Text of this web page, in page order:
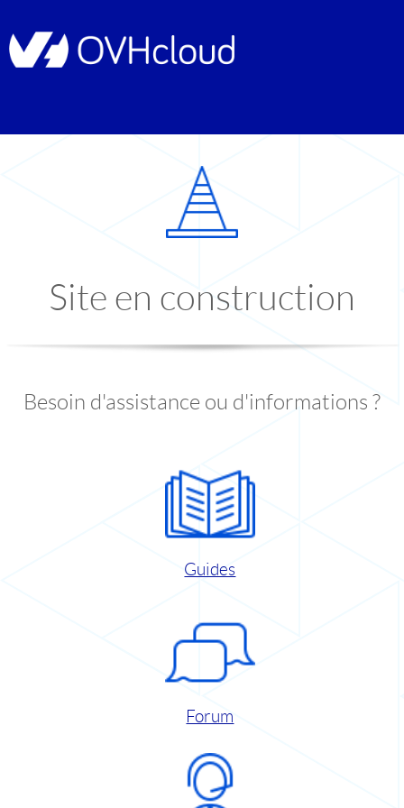
Site en construction
Besoin d'assistance ou d'informations ?
Guides
Forum